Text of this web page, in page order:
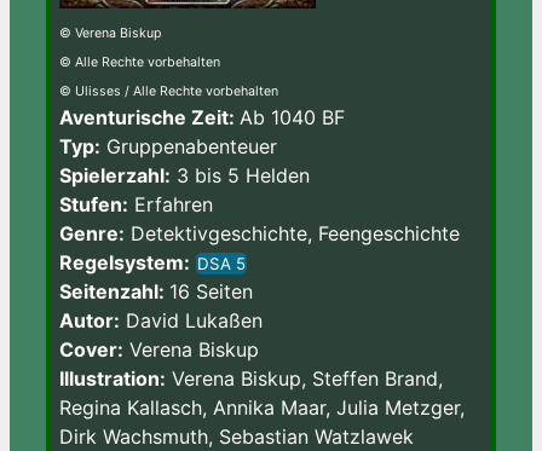
© Verena Biskup
© Alle Rechte vorbehalten
© Ulisses / Alle Rechte vorbehalten
Aventurische Zeit: Ab 1040 BF
Typ: Gruppenabenteuer
Spielerzahl: 3 bis 5 Helden
Stufen: Erfahren
Genre: Detektivgeschichte, Feengeschichte
Regelsystem: DSA 5
Seitenzahl: 16 Seiten
Autor: David Lukaßen
Cover: Verena Biskup
Illustration: Verena Biskup, Steffen Brand,
Regina Kallasch, Annika Maar, Julia Metzger,
Dirk Wachsmuth, Sebastian Watzlawek